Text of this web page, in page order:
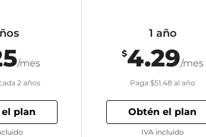
/mes
2 años
plan
1 año
$4.29/mes
Paga $51.48 al año
Obtén el plan
IVA incluido